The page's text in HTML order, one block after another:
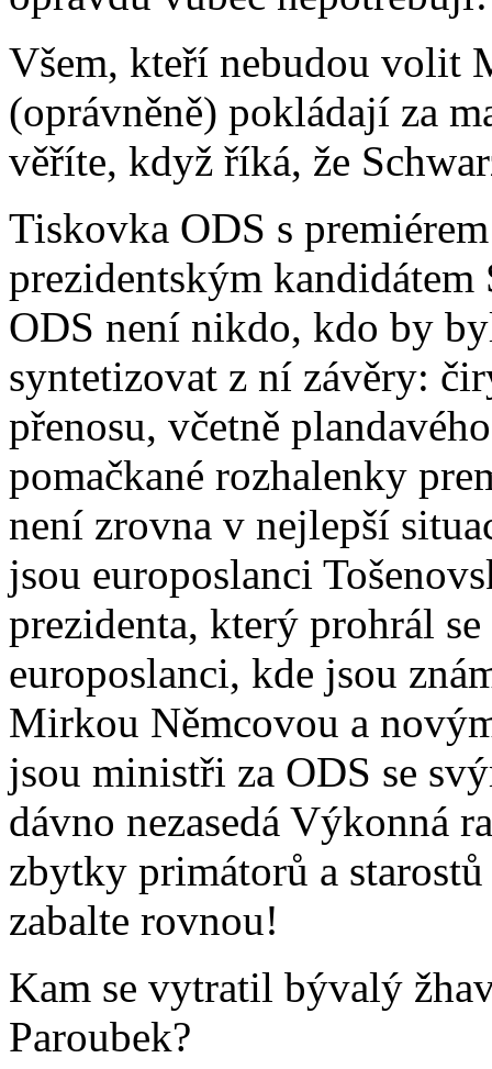
Všem, kteří nebudou volit
(oprávněně) pokládají za
věříte, když říká, že
Tiskovka ODS s
prezidentským
ODS není nikdo, kdo by
syntetizovat z ní závěry:
přenosu, včetně
pomačkané rozhalenky
není zrovna v nejlepší
jsou europoslanci
prezidenta, který prohrál
europoslanci, kde jsou
Mirkou Němcovou a
jsou ministři za ODS se
dávno nezasedá Výkonná
zbytky primátorů a
zabalte rovnou!
Kam se vytratil bývalý
Paroubek?